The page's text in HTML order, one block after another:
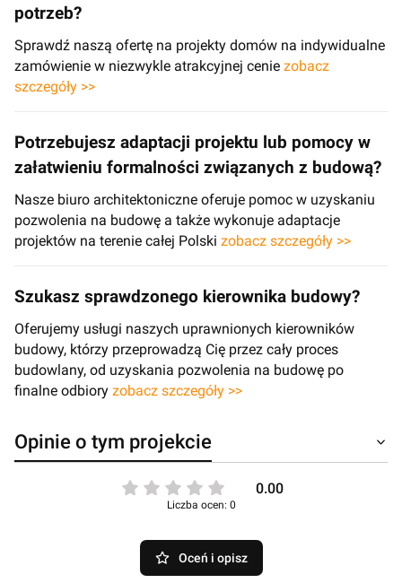
potrzeb?
Sprawdź naszą ofertę na projekty domów na indywidualne
zamówienie w niezwykle atrakcyjnej cenie zobacz
szczegóły >>
Potrzebujesz adaptacji projektu lub pomocy w
załatwieniu formalności związanych z budową?
Nasze biuro architektoniczne oferuje pomoc w uzyskaniu
pozwolenia na budowę a także wykonuje adaptacje
projektów na terenie całej Polski zobacz szczegóły >>
Szukasz sprawdzonego kierownika budowy?
Oferujemy usługi naszych uprawnionych kierowników
budowy, którzy przeprowadzą Cię przez cały proces
budowlany, od uzyskania pozwolenia na budowę po
finalne odbiory zobacz szczegóły >>
Opinie o tym projekcie
0.00
Liczba ocen: 0
Oceń i opisz